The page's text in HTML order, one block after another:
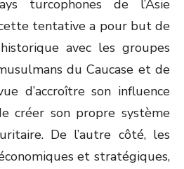
turcophones de l’Asie
tentative a pour but de
avec les groupes
du Caucase et de
d’accroître son influence
créer son propre système
De l’autre côté, les
et stratégiques,